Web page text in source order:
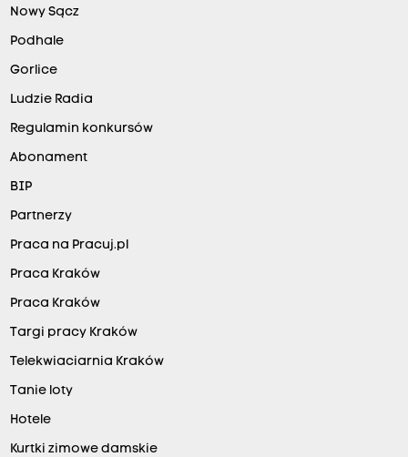
Nowy Sącz
Podhale
Gorlice
Ludzie Radia
Regulamin konkursów
Abonament
BIP
Partnerzy
Praca na Pracuj.pl
Praca Kraków
Praca Kraków
Targi pracy Kraków
Telekwiaciarnia Kraków
Tanie loty
Hotele
Kurtki zimowe damskie